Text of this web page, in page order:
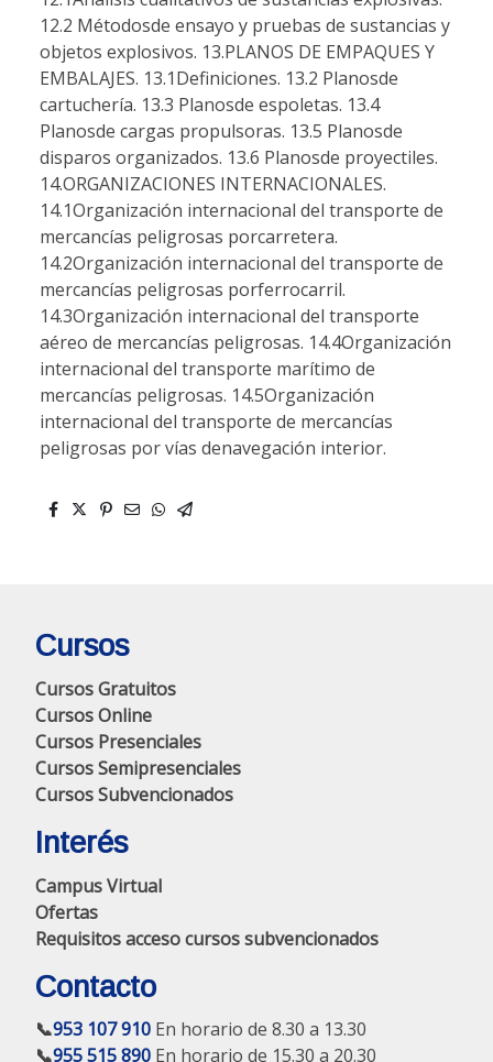
Cursos
Cursos Gratuitos
Cursos Online
Cursos Presenciales
Cursos Semipresenciales
Cursos Subvencionados
Interés
Campus Virtual
Ofertas
Requisitos acceso cursos subvencionados
Contacto
📞953 107 910 En horario de 8.30 a 13.30
📞955 515 890 En horario de 15.30 a 20.30